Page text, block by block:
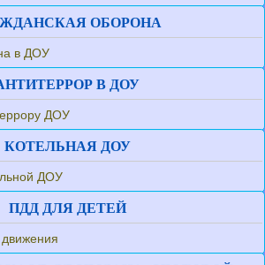
ОБОРОНА
в ДОУ
В ДОУ
ДОУ
КОТЕЛЬНАЯ ДОУ
ДОУ
ПДД ДЛЯ ДЕТЕЙ